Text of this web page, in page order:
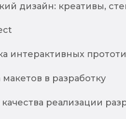
дизайн: креативы,
интерактивных
в разработку
реализации